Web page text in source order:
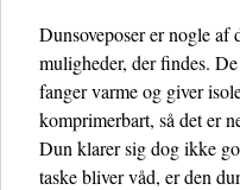
Dunsoveposer er nogle af
muligheder, der findes.
fanger varme og giver
komprimerbart, så det er
Dun klarer sig dog ikke
taske bliver våd, er den